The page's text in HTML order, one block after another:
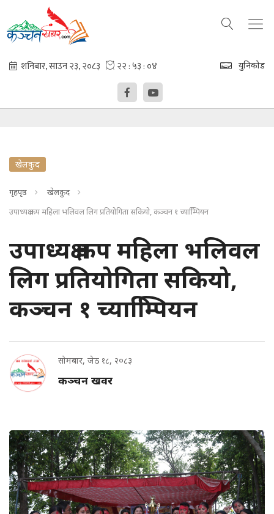
युनिकोड
खेलकुद
गृहपृष्ठ
खेलकुद
उपाध्यक्ष कप महिला भलिवल लिग प्रतियोगिता सकियो, कञ्चन १ च्याम्पिियन
उपाध्यक्ष कप महिला भलिवल
लिग प्रतियोगिता सकियो,
कञ्चन १ च्याम्पिियन
सोमबार, जेठ १८, २०८३
कञ्चन खवर